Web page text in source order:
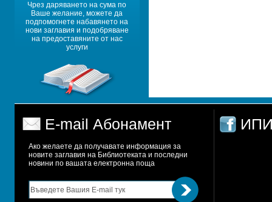
Чрез даряването на сума по
Ваше желание, можете да
подпомогнете набавянето на
нови заглавия и подобряване
на предоставяните от нас
услуги
E-mail Абонамент
Ако желаете да получавате информация за
новите заглавия на Библиотеката и последни
новини по вашата електронна поща
ИПИ